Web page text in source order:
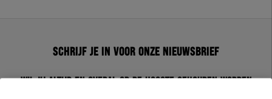
Schrijf je in voor onze nieuwsbrief
Wil jij altijd en overal op de hoogte gehouden worden